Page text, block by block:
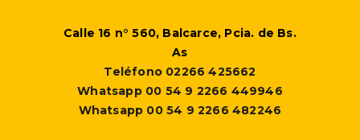
Calle 16 n° 560, Balcarce, Pcia. de Bs.
As
Teléfono 02266 425662
Whatsapp 00 54 9 2266 449946
Whatsapp 00 54 9 2266 482246